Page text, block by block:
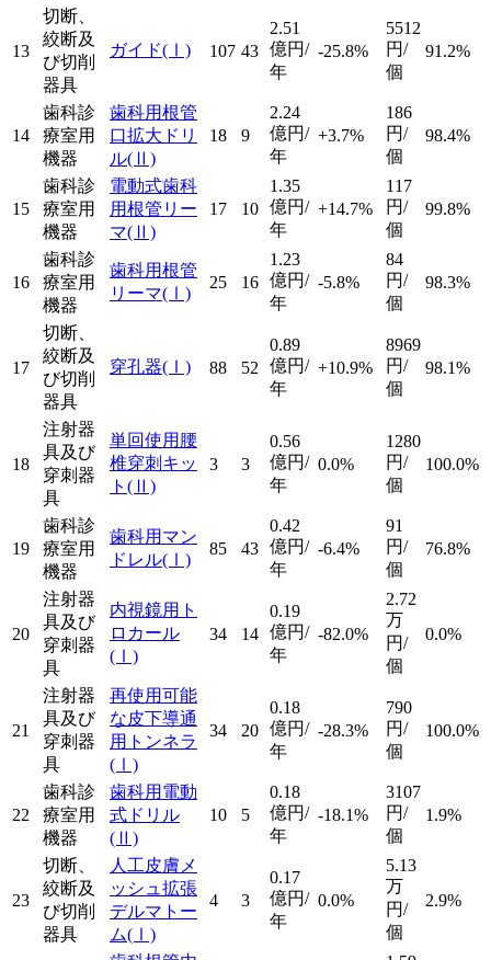
13
切断、
絞断及
び切削
器具
ガイド(Ⅰ) 107 43
2.51
億円/
年
-25.8%
5512
円/
個
91.2%
14
歯科診
療室用
機器
歯科用根管
口拡大ドリ
ル(Ⅱ)
18 9
2.24
億円/
年
+3.7%
186
円/
個
98.4%
15
歯科診
療室用
機器
電動式歯科
用根管リー
マ(Ⅱ)
17 10
1.35
億円/
年
+14.7%
117
円/
個
99.8%
16
歯科診
療室用
機器
歯科用根管
リーマ(Ⅰ)
25 16
1.23
億円/
年
-5.8%
84
円/
個
98.3%
17
切断、
絞断及
び切削
器具
穿孔器(Ⅰ) 88 52
0.89
億円/
年
+10.9%
8969
円/
個
98.1%
18
注射器
具及び
穿刺器
具
単回使用腰
椎穿刺キッ
ト (Ⅱ)
3 3
0.56
億円/
年
0.0%
1280
円/
個
100.0%
19
歯科診
療室用
機器
歯科用マン
ドレル(Ⅰ)
85 43
0.42
億円/
年
-6.4%
91
円/
個
76.8%
20
注射器
具及び
穿刺器
具
内視鏡用ト
ロカール
(Ⅰ)
34 14
0.19
億円/
年
-82.0%
2.72
万
円/
個
0.0%
21
注射器
具及び
穿刺器
具
再使用可能
な皮下導通
用トンネラ
(Ⅰ)
34 20
0.18
億円/
年
-28.3%
790
円/
個
100.0%
22
歯科診
療室用
機器
歯科用電動
式ドリル
(Ⅱ)
10 5
0.18
億円/
年
-18.1%
3107
円/
個
1.9%
23
切断、
絞断及
び切削
器具
人工皮膚メ
ッシュ拡張
デルマトー
ム(Ⅰ)
4 3
0.17
億円/
年
0.0%
5.13
万
円/
個
2.9%